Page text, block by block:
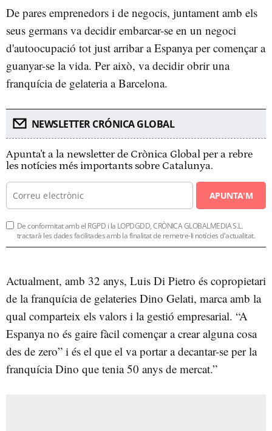
De pares emprenedors i de negocis, juntament amb els
seus germans va decidir embarcar-se en un negoci
d'autoocupació tot just arribar a Espanya per començar a
guanyar-se la vida. Per això, va decidir obrir una
franquícia de gelateria a Barcelona.
NEWSLETTER CRÓNICA GLOBAL
Apunta't a la newsletter de Crònica Global per a rebre
les notícies més importants sobre Catalunya.
APUNTA'M
De conformitat amb el RGPD i la LOPDGDD, CRÒNICA GLOBALMEDIA S.L.
tractarà les dades facilitades amb la finalitat de remetre-li notícies d'actualitat.
Actualment, amb 32 anys, Luis Di Pietro és copropietari
de la franquícia de gelateries Dino Gelati, marca amb la
qual comparteix els valors i la gestió empresarial. “A
Espanya no és gaire fàcil començar a crear alguna cosa
des de zero” i és el que el va portar a decantar-se per la
franquícia Dino que tenia 50 anys de mercat.”